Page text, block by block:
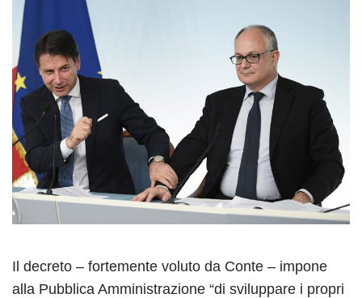
Il decreto – fortemente voluto da Conte – impone
alla Pubblica Amministrazione “di sviluppare i propri